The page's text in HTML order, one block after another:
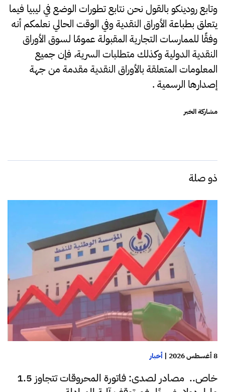
وتابع رودينكو بالقول نحن نتابع تطورات الوضع في ليبيا فيما
يتعلق بطباعة الأوراق النقدية وفي الوقت الحالي نعلمكم أنه
وفقًا للممارسات التجارية المقبولة عمومًا لسوق الأوراق
النقدية الدولية وكذلك متطلبات السرية، فإن جميع
المعلومات المتعلقة بالأوراق النقدية مقدمة من جهة
إصدارها الرسمية .
مشاركة الخبر
ذو صلة
8 أغسطس 2026 | أخبار
خاص.. مصادر لصدى: فاتورة المحروقات تتجاوز 1.5